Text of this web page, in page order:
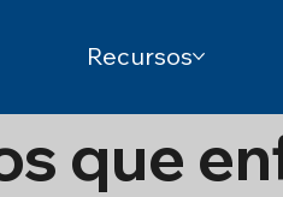
Recursos
que